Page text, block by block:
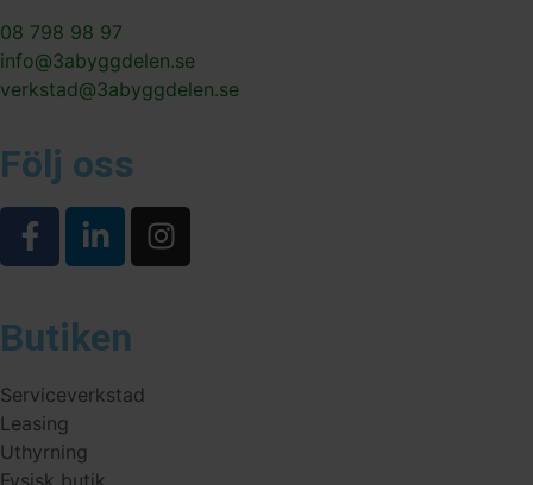
08 798 98 97
info@3abyggdelen.se
verkstad@3abyggdelen.se
Följ oss
Butiken
Serviceverkstad
Leasing
Uthyrning
Fysisk butik